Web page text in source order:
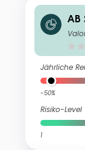
AB
Jährliche
-50%
Risiko-Level
1